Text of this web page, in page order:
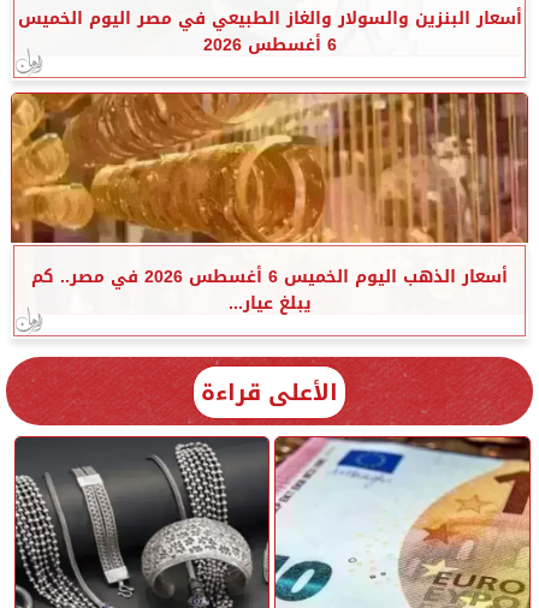
أسعار البنزين والسولار والغاز الطبيعي في مصر اليوم الخميس
6 أغسطس 2026
أسعار الذهب اليوم الخميس 6 أغسطس 2026 في مصر.. كم
يبلغ عيار...
الأعلى قراءة